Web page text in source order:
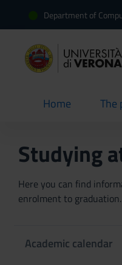
Department of
Home
current The
Studying
Here you can find
enrolment to graduation.
Academic calendar